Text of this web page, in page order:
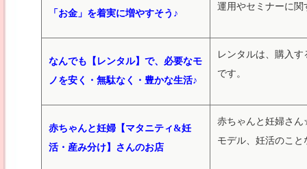
「お金」を着実に増やすそう♪
運用やセミナーに
なんでも【レンタル】で、必要なモ
ノを安く・無駄なく・豊かな生活♪
レンタルは、購入
です。
赤ちゃんと妊婦【マタニティ&妊
活・産み分け】さんのお店
赤ちゃんと妊婦さ
モデル、妊活のこ